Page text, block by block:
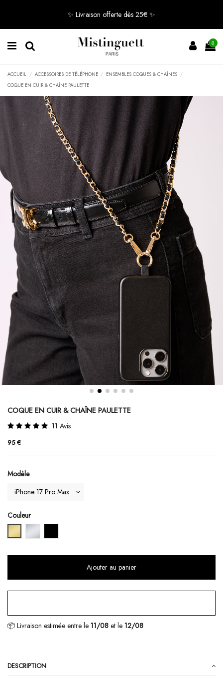
✨ Livraison offerte dès 25€ ✨
0
ACCUEIL ACCESSOIRES DE TÉLÉPHONE
ENSEMBLES COQUES & CHAÎNES
COQUE EN CUIR & CHAÎNE PAULETTE
COQUE EN CUIR & CHAÎNE PAULETTE
11 Avis
95 €
Modèle
Couleur
Ajouter au panier
📦 Livraison estimée entre le 11/08 et le 12/08
DESCRIPTION